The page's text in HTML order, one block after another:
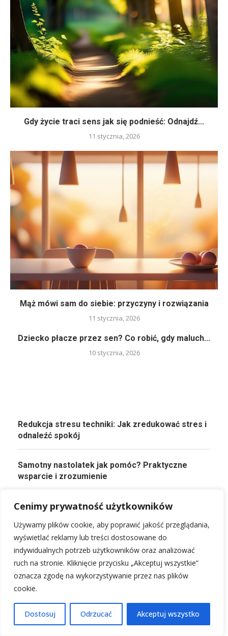
Cenimy prywatność użytkowników
Używamy plików cookie, aby poprawić jakość przeglądania,
wyświetlać reklamy lub treści dostosowane do
indywidualnych potrzeb użytkowników oraz analizować
ruch na stronie. Kliknięcie przycisku „Akceptuj wszystkie”
oznacza zgodę na wykorzystywanie przez nas plików
cookie.
Dostosuj Odrzucać Akceptuj wszystko
Gdy życie traci sens jak się podnieść: Odnajdź...
11 stycznia, 2026
Mąż mówi sam do siebie: przyczyny i rozwiązania
11 stycznia, 2026
Dziecko płacze przez sen? Co robić, gdy maluch...
10 stycznia, 2026
Redukcja stresu techniki: Jak zredukować stres i
odnaleźć spokój
Samotny nastolatek jak pomóc? Praktyczne
wsparcie i zrozumienie
Jak walczyć z niską samooceną: Skuteczne
Dlaczego nie mogę schudnąć psychika? Mentalne
blokady w walce o wagę
Sennik: Poznaj znaczenie swoich snów – pełna